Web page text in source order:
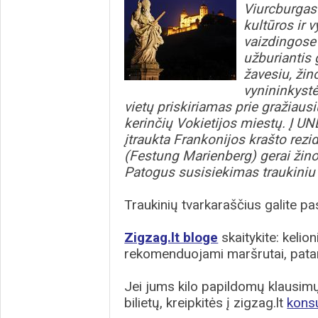
kultūros ir
užburiantis
žavesiu,
vietų priskiriamas prie
kerinčių Vokietijos miestų. Į
įtraukta Frankonijos krašto
(Festung Marienberg) gerai
Patogus susisiekimas
Traukinių tvarkaraščius galite
Zigzag.lt bloge skaitykite:
rekomenduojami maršrutai,
Jei jums kilo papildomų
bilietų, kreipkitės į zigzag.lt